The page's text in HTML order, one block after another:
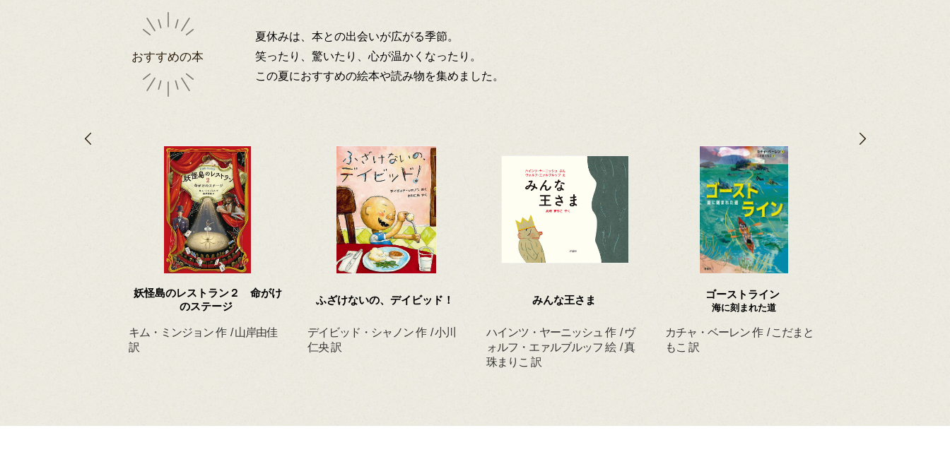
おすすめの本
夏休みは、本との出会いが広がる季節。
笑ったり、驚いたり、心が温かくなったり。
この夏におすすめの絵本や読み物を集めました。
妖怪島のレストラン２ 命がけ
のステージ
キム・ミンジョン 作 / 山岸由佳
訳
ふざけないの、デイビッド！
デイビッド・シャノン 作 / 小川
仁央 訳
みんな王さま
ハインツ・ヤーニッシュ 作 / ヴ
ォルフ・エァルブルッフ 絵 / 真
珠まりこ 訳
ゴーストライン
海に刻まれた道
カチャ・ベーレン 作 / こだまと
もこ 訳